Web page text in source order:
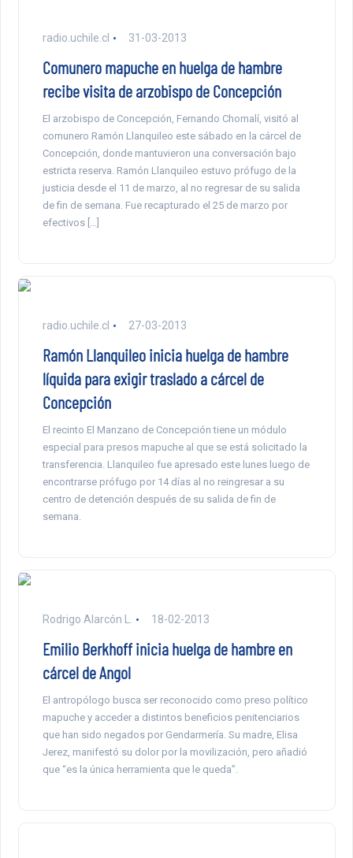
radio.uchile.cl 31-03-2013
Comunero mapuche en huelga de hambre
recibe visita de arzobispo de Concepción
El arzobispo de Concepción, Fernando Chomalí, visitó al
comunero Ramón Llanquileo este sábado en la cárcel de
Concepción, donde mantuvieron una conversación bajo
estricta reserva. Ramón Llanquileo estuvo prófugo de la
justicia desde el 11 de marzo, al no regresar de su salida
de fin de semana. Fue recapturado el 25 de marzo por
efectivos […]
radio.uchile.cl 27-03-2013
Ramón Llanquileo inicia huelga de hambre
líquida para exigir traslado a cárcel de
Concepción
El recinto El Manzano de Concepción tiene un módulo
especial para presos mapuche al que se está solicitado la
transferencia. Llanquileo fue apresado este lunes luego de
encontrarse prófugo por 14 días al no reingresar a su
centro de detención después de su salida de fin de
semana.
Rodrigo Alarcón L. 18-02-2013
Emilio Berkhoff inicia huelga de hambre en
cárcel de Angol
El antropólogo busca ser reconocido como preso político
mapuche y acceder a distintos beneficios penitenciarios
que han sido negados por Gendarmería. Su madre, Elisa
Jerez, manifestó su dolor por la movilización, pero añadió
que “es la única herramienta que le queda”.